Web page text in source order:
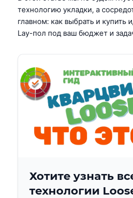
технологию укладки, а
главном: как выбрать и купить
Lay-пол под ваш бюджет и
Хотите узнать
технологии